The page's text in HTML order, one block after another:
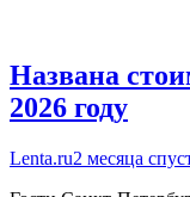
Названа
2026 году
Lenta.ru2 месяца